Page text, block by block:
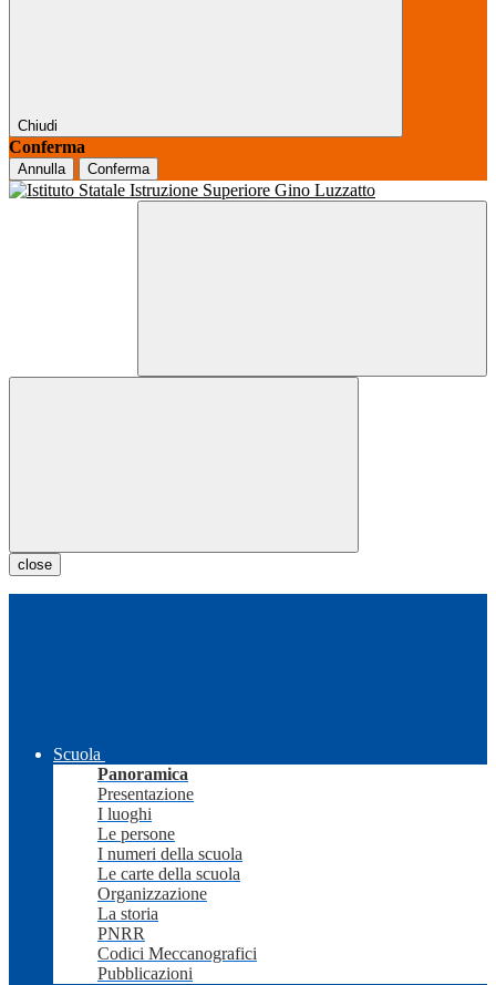
Chiudi
Conferma
Annulla Conferma
close
Scuola
Panoramica
Presentazione
I luoghi
Le persone
I numeri della scuola
Le carte della scuola
Organizzazione
La storia
PNRR
Codici Meccanografici
Pubblicazioni